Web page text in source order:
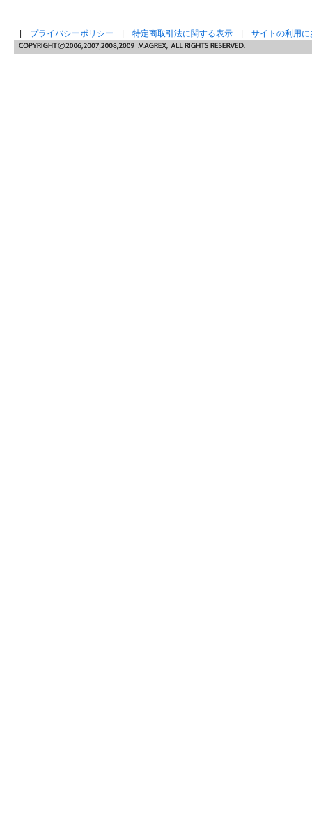
プライバシーポリシー 特定商取引法に関する表示 サイトの利用に